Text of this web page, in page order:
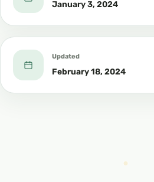
January 3, 2024
Updated
February 18, 2024